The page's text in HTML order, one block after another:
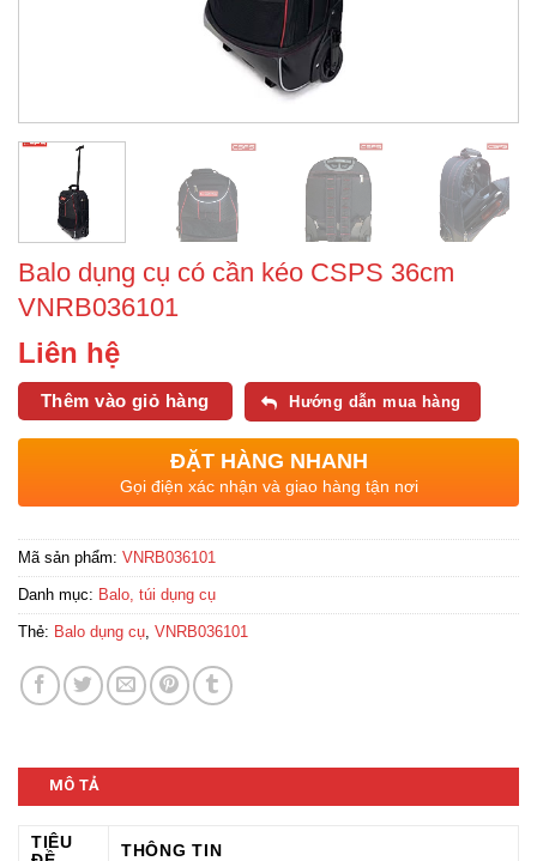
Balo dụng cụ có cần kéo CSPS 36cm
VNRB036101
Liên hệ
Thêm vào giỏ hàng Hướng dẫn mua hàng
ĐẶT HÀNG NHANH
Gọi điện xác nhận và giao hàng tận nơi
Mã sản phẩm: VNRB036101
Danh mục: Balo, túi dụng cụ
Thẻ: Balo dụng cụ VNRB036101
MÔ TẢ
TIÊU
THÔNG TIN